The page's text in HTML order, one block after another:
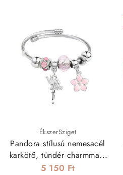
ÉkszerSziget
Pandora stílusú nemesacél
karkötő, tündér charmmal -
pink
5 150 Ft